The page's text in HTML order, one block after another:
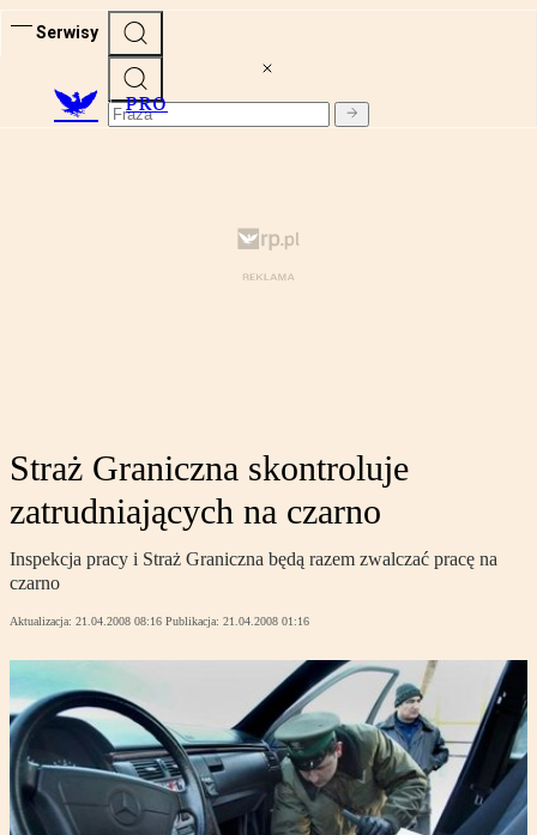
Serwisy
PRO
Straż Graniczna skontroluje
zatrudniających na czarno
Inspekcja pracy i Straż Graniczna będą razem zwalczać pracę na
czarno
Aktualizacja: 21.04.2008 08:16 Publikacja: 21.04.2008 01:16